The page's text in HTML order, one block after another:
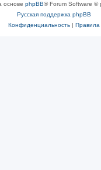
основе phpBB® Forum Software ©
Русская поддержка phpBB
Конфиденциальность| Правила